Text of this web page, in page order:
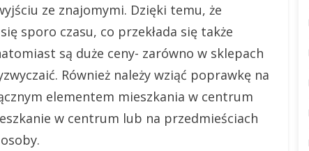
ze znajomymi. Dzięki temu, że
sporo czasu, co przekłada się także
są duże ceny- zarówno w sklepach
Również należy wziąć poprawkę na
elementem mieszkania w centrum
w centrum lub na przedmieściach